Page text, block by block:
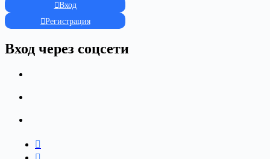
Вход
Регистрация
Вход через соцсети